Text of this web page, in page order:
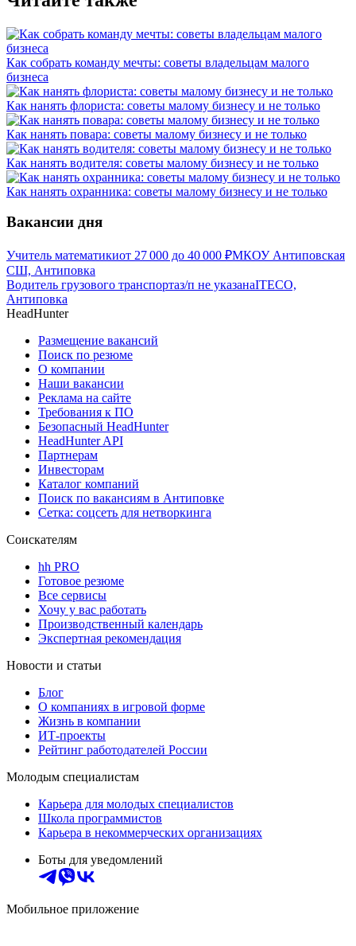
Как собрать команду мечты: советы владельцам малого
бизнеса
Как нанять флориста: советы малому бизнесу и не только
Как нанять повара: советы малому бизнесу и не только
Как нанять водителя: советы малому бизнесу и не только
Как нанять охранника: советы малому бизнесу и не только
Вакансии дня
Учитель математикиот 27 000 до 40 000 ₽МКОУ Антиповская
СШ, Антиповка
Водитель грузового транспортаз/п не указанаITECO,
Антиповка
HeadHunter
Размещение вакансий
Поиск по резюме
О компании
Наши вакансии
Реклама на сайте
Требования к ПО
Безопасный HeadHunter
HeadHunter API
Партнерам
Инвесторам
Каталог компаний
Поиск по вакансиям в Антиповке
Сетка: соцсеть для нетворкинга
Соискателям
hh PRO
Готовое резюме
Все сервисы
Хочу у вас работать
Производственный календарь
Экспертная рекомендация
Новости и статьи
Блог
О компаниях в игровой форме
Жизнь в компании
ИТ-проекты
Рейтинг работодателей России
Молодым специалистам
Карьера для молодых специалистов
Школа программистов
Карьера в некоммерческих организациях
Боты для уведомлений
Мобильное приложение